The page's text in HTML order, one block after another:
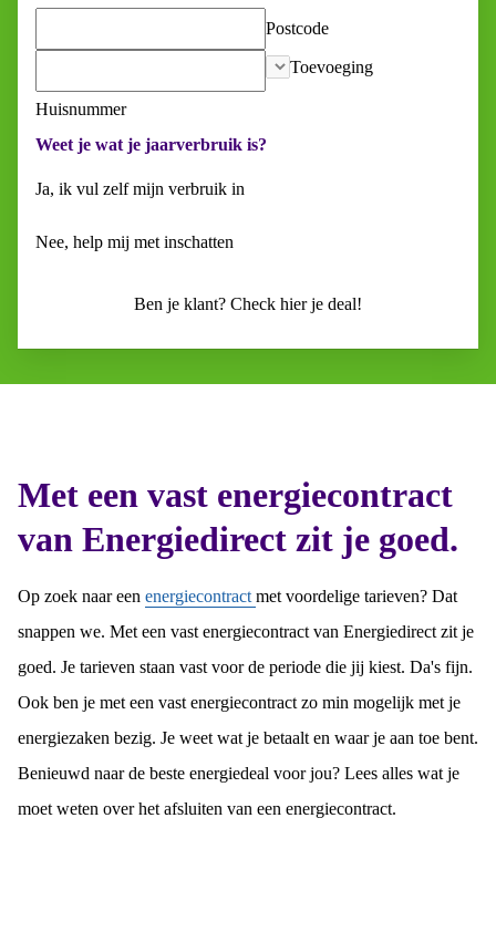
Postcode
Huisnummer
Toevoeging
Weet je wat je jaarverbruik is?
Ja, ik vul zelf mijn verbruik in
Nee, help mij met inschatten
Ben je klant? Check hier je deal!
Met een vast energiecontract
van Energiedirect zit je goed.
Op zoek naar een energiecontract met voordelige tarieven? Dat
snappen we. Met een vast energiecontract van Energiedirect zit je
goed. Je tarieven staan vast voor de periode die jij kiest. Da's fijn.
Ook ben je met een vast energiecontract zo min mogelijk met je
energiezaken bezig. Je weet wat je betaalt en waar je aan toe bent.
Benieuwd naar de beste energiedeal voor jou? Lees alles wat je
moet weten over het afsluiten van een energiecontract.